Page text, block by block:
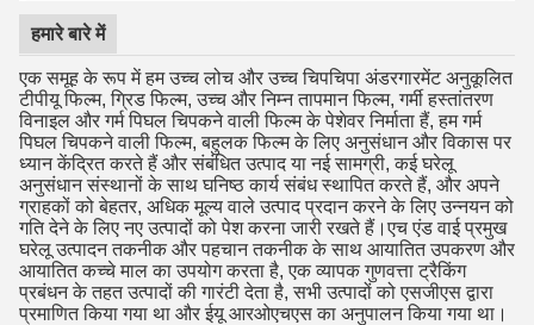
हमारे बारे में
एक समूह के रूप में हम उच्च लोच और उच्च चिपचिपा अंडरगारमेंट अनुकूलित
टीपीयू फिल्म, ग्रिड फिल्म, उच्च और निम्न तापमान फिल्म, गर्मी हस्तांतरण
विनाइल और गर्म पिघल चिपकने वाली फिल्म के पेशेवर निर्माता हैं, हम गर्म
पिघल चिपकने वाली फिल्म, बहुलक फिल्म के लिए अनुसंधान और विकास पर
ध्यान केंद्रित करते हैं और संबंधित उत्पाद या नई सामग्री, कई घरेलू
अनुसंधान संस्थानों के साथ घनिष्ठ कार्य संबंध स्थापित करते हैं, और अपने
ग्राहकों को बेहतर, अधिक मूल्य वाले उत्पाद प्रदान करने के लिए उन्नयन को
गति देने के लिए नए उत्पादों को पेश करना जारी रखते हैं।एच एंड वाई प्रमुख
घरेलू उत्पादन तकनीक और पहचान तकनीक के साथ आयातित उपकरण और
आयातित कच्चे माल का उपयोग करता है, एक व्यापक गुणवत्ता ट्रैकिंग
प्रबंधन के तहत उत्पादों की गारंटी देता है, सभी उत्पादों को एसजीएस द्वारा
प्रमाणित किया गया था और ईयू आरओएचएस का अनुपालन किया गया था।